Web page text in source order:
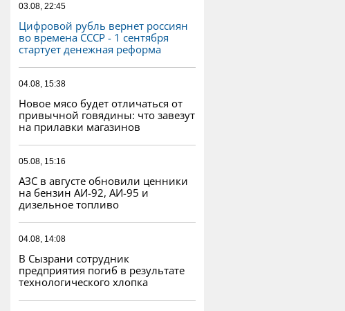
03.08, 22:45
Цифровой рубль вернет россиян
во времена СССР - 1 сентября
стартует денежная реформа
04.08, 15:38
Новое мясо будет отличаться от
привычной говядины: что завезут
на прилавки магазинов
05.08, 15:16
АЗС в августе обновили ценники
на бензин АИ-92, АИ-95 и
дизельное топливо
04.08, 14:08
В Сызрани сотрудник
предприятия погиб в результате
технологического хлопка